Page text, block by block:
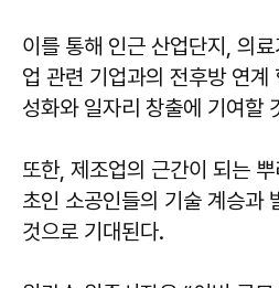
이를 통해 인근 산업단지, 의
업 관련 기업과의 전후방 연계
성화와 일자리 창출에 기여할
또한, 제조업의 근간이 되는
초인 소공인들의 기술 계승과
것으로 기대된다.